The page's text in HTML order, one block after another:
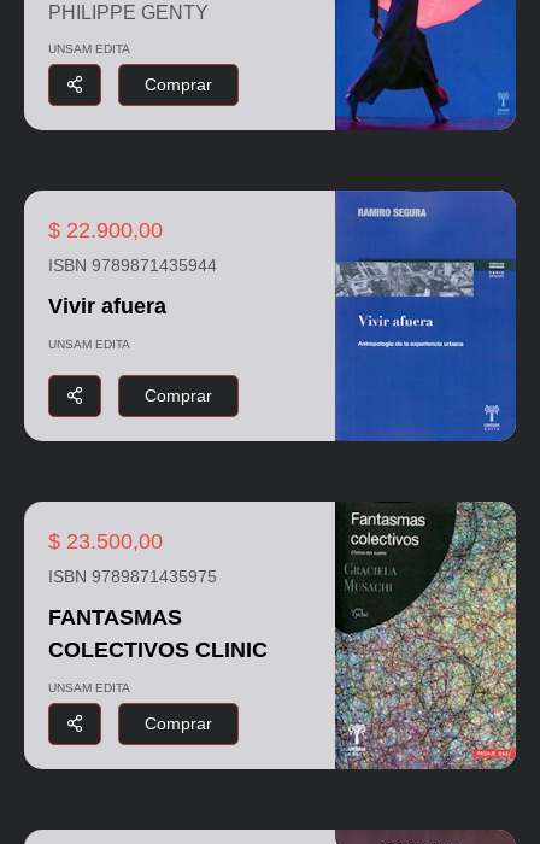
PHILIPPE GENTY
UNSAM EDITA
Comprar
$ 22.900,00
ISBN 9789871435944
Vivir afuera
UNSAM EDITA
Comprar
$ 23.500,00
ISBN 9789871435975
FANTASMAS
COLECTIVOS CLINIC
UNSAM EDITA
Comprar